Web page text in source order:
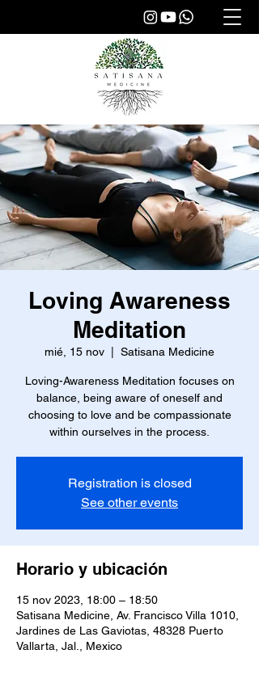
Loving Awareness
Meditation
mié, 15 nov Satisana Medicine
Loving-Awareness Meditation focuses on
balance, being aware of oneself and
choosing to love and be compassionate
within ourselves in the process.
Registration is closed
See other events
Horario y ubicación
15 nov 2023, 18:00 – 18:50
Satisana Medicine, Av. Francisco Villa 1010,
Jardines de Las Gaviotas, 48328 Puerto
Vallarta, Jal., Mexico